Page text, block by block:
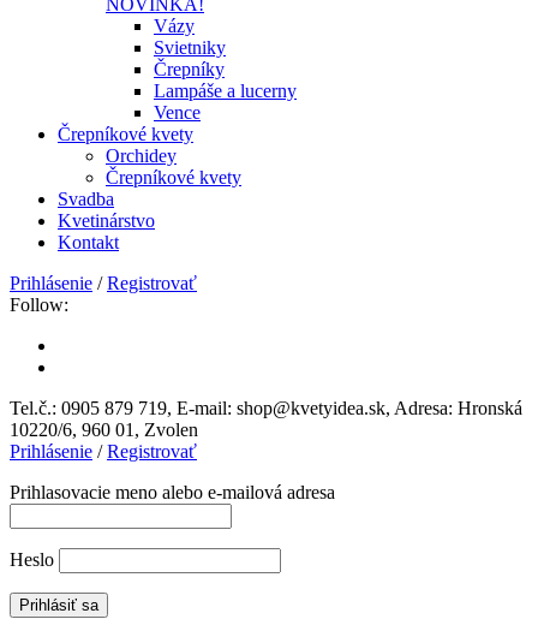
Vázy
Svietniky
Črepníky
Lampáše a lucerny
Vence
Črepníkové kvety
Orchidey
Črepníkové kvety
Svadba
Kvetinárstvo
Kontakt
Prihlásenie /Registrovať
Follow:
Tel.č.: 0905 879 719, E-mail: shop@kvetyidea.sk, Adresa: Hronská
10220/6, 960 01, Zvolen
Prihlásenie /Registrovať
Prihlasovacie meno alebo e-mailová adresa
Heslo